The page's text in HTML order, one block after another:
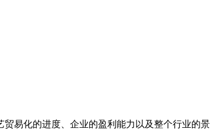
易化的进度、企业的盈利能力以及整个行业的景